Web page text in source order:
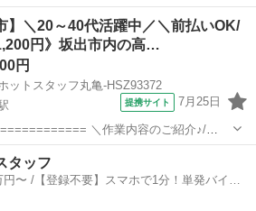
仕事☆ *朝食、昼食、夕食の 下処理から調理 *盛...
寺駅 キッチン
】＼20～40代活躍中／＼前払いOK/
円》坂出市内の高…
円
ットスタッフ丸亀-HSZ93372
提携サイト 7月25日
・夕食の準備を...
中駅
タッフ
円〜 /【登録不要】スマホで1分！単発バイト